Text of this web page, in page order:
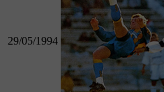
29/05/1994